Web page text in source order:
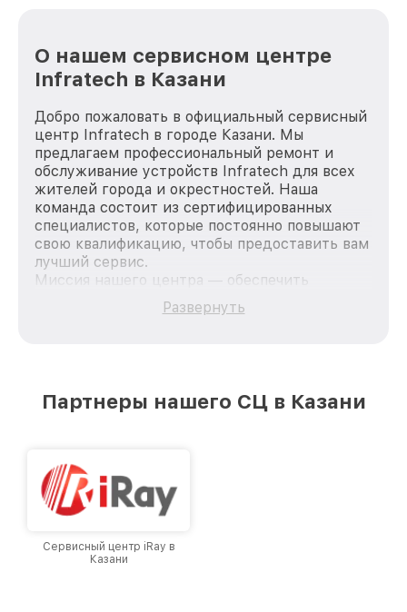
О нашем сервисном центре
Infratech в Казани
Добро пожаловать в официальный сервисный
центр Infratech в городе Казани. Мы
предлагаем профессиональный ремонт и
обслуживание устройств Infratech для всех
жителей города и окрестностей. Наша
команда состоит из сертифицированных
специалистов, которые постоянно повышают
свою квалификацию, чтобы предоставить вам
лучший сервис.
Миссия нашего центра — обеспечить
качественный и доступный ремонт для
каждого пользователя продукции Infratech,
лучшим сервисным центром Infratech в
Развернуть
Партнеры нашего СЦ в Казани
Сервисный центр iRay в
Казани